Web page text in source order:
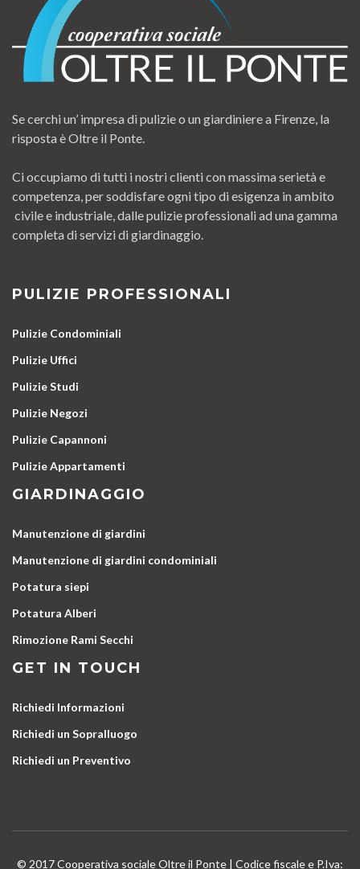
Se cerchi un’ impresa di pulizie o un giardiniere a Firenze, la
risposta è Oltre il Ponte.
Ci occupiamo di tutti i nostri clienti con massima serietà e
competenza, per soddisfare ogni tipo di esigenza in ambito
civile e industriale, dalle pulizie professionali ad una gamma
completa di servizi di giardinaggio.
PULIZIE PROFESSIONALI
Pulizie Condominiali
Pulizie Uffici
Pulizie Studi
Pulizie Negozi
Pulizie Capannoni
Pulizie Appartamenti
GIARDINAGGIO
Manutenzione di giardini
Manutenzione di giardini condominiali
Potatura siepi
Potatura Alberi
Rimozione Rami Secchi
GET IN TOUCH
Richiedi Informazioni
Richiedi un Sopralluogo
Richiedi un Preventivo
© 2017 Cooperativa sociale Oltre il Ponte | Codice fiscale e P.Iva: